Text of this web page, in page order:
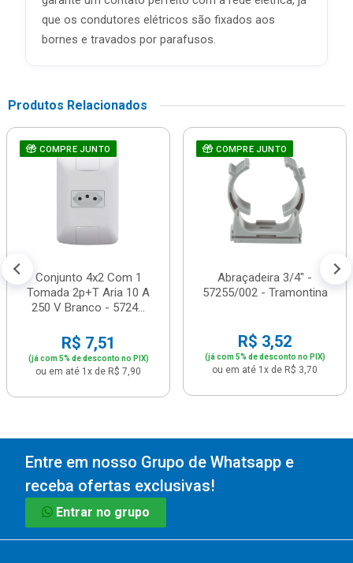
que os condutores elétricos são fixados aos
bornes e travados por parafusos.
Produtos Relacionados
COMPRE JUNTO
Conjunto 4x2 Com 1
Tomada 2p+T Aria 10 A
250 V Branco - 5724...
R$ 7,51
(já com 5% de desconto no PIX)
ou em até 1x de R$ 7,90
COMPRE JUNTO
Abraçadeira 3/4" -
57255/002 - Tramontina
R$ 3,52
(já com 5% de desconto no PIX)
ou em até 1x de R$ 3,70
Entre em nosso Grupo de Whatsapp e
receba ofertas exclusivas!
Entrar no grupo